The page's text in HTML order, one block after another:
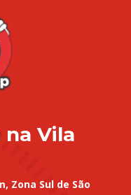
Vila
Zona Sul de São